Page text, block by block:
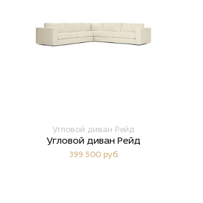
Угловой диван Рейд
Угловой диван Рейд
399 500 руб.